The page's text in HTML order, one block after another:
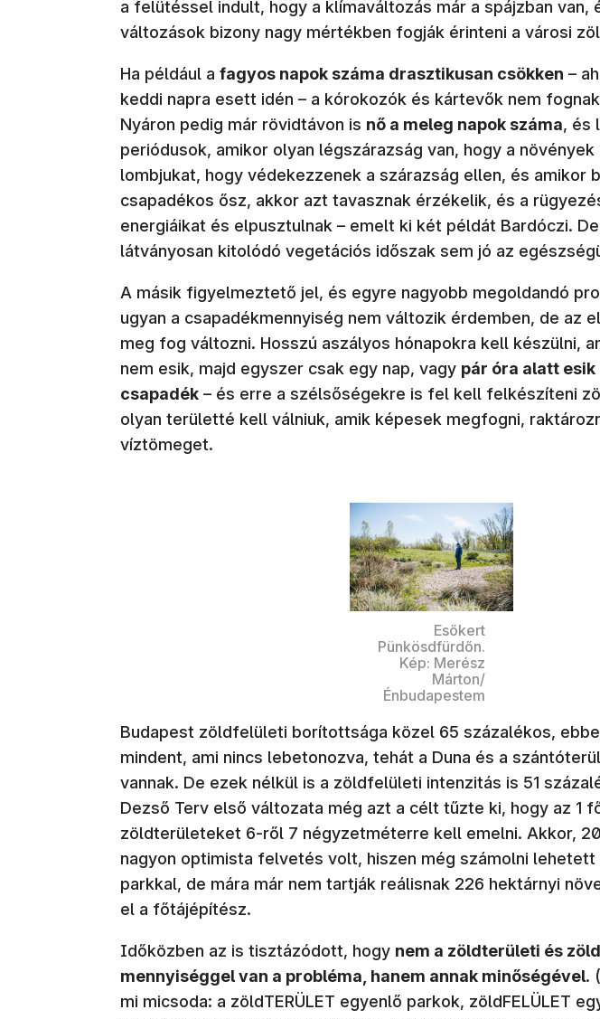
a felütéssel indult, hogy a klímaváltozás már a spájzban van,
változások bizony nagy mértékben fogják érinteni a városi
Ha például a fagyos napok száma drasztikusan csökken –
keddi napra esett idén – a kórokozók és kártevők nem
Nyáron pedig már rövidtávon is nő a meleg napok száma, és
periódusok, amikor olyan légszárazság van, hogy a növények
lombjukat, hogy védekezzenek a szárazság ellen, és amikor
csapadékos ősz, akkor azt tavasznak érzékelik, és a
energiáikat és elpusztulnak – emelt ki két példát Bardóczi.
látványosan kitolódó vegetációs időszak sem jó az
A másik figyelmeztető jel, és egyre nagyobb megoldandó
ugyan a csapadékmennyiség nem változik érdemben, de az
meg fog változni. Hosszú aszályos hónapokra kell készülni,
nem esik, majd egyszer csak egy nap, vagy pár óra alatt esik
csapadék – és erre a szélsőségekre is fel kell felkészíteni
olyan területté kell válniuk, amik képesek megfogni,
víztömeget.
Esőkert
Pünkösdfürdőn.
Kép: Merész
Márton/
Énbudapestem
Budapest zöldfelületi borítottsága közel 65 százalékos,
mindent, ami nincs lebetonozva, tehát a Duna és a
vannak. De ezek nélkül is a zöldfelületi intenzitás is 51
Dezső Terv első változata még azt a célt tűzte ki, hogy az 1
zöldterületeket 6-ről 7 négyzetméterre kell emelni. Akkor,
nagyon optimista felvetés volt, hiszen még számolni lehetett
parkkal, de mára már nem tartják reálisnak 226 hektárnyi
el a főtájépítész.
Időközben az is tisztázódott, hogy nem a zöldterületi és
mennyiséggel van a probléma, hanem annak minőségével.
mi micsoda: a zöldTERÜLET egyenlő parkok, zöldFELÜLET